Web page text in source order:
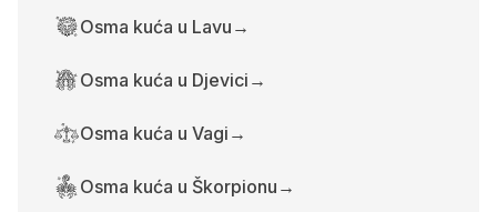
Osma kuća u Lavu →
Osma kuća u Djevici →
Osma kuća u Vagi →
Osma kuća u Škorpionu →